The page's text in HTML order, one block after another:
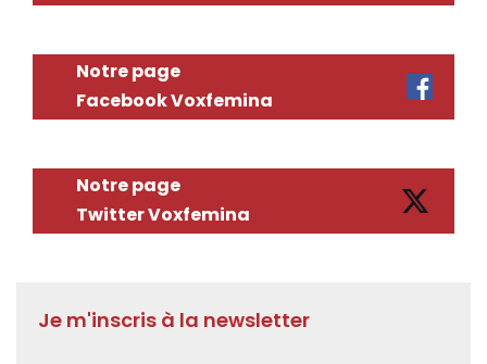
Notre page
Facebook Voxfemina
Notre page
Twitter Voxfemina
Je m'inscris à la newsletter